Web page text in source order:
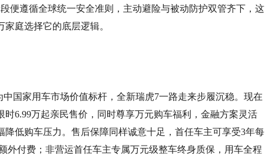
便遵循全球统一安全准则，主动避险与被动防护双管齐下，这
庭选择它的底层逻辑。
国家用车市场价值标杆，全新瑞虎7一路走来步履沉稳。现在
6.99万起亲民售价，同时尊享万元购车福利，金融方案灵活
降低购车压力。售后保障同样诚意十足，首任车主可享受3年每
外付费；非营运首任车主专属万元级整车终身质保，用车全程